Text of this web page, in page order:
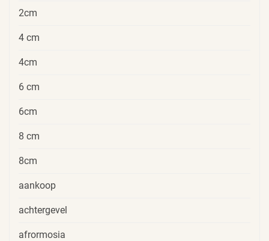
2cm
4 cm
4cm
6 cm
6cm
8 cm
8cm
aankoop
achtergevel
afrormosia